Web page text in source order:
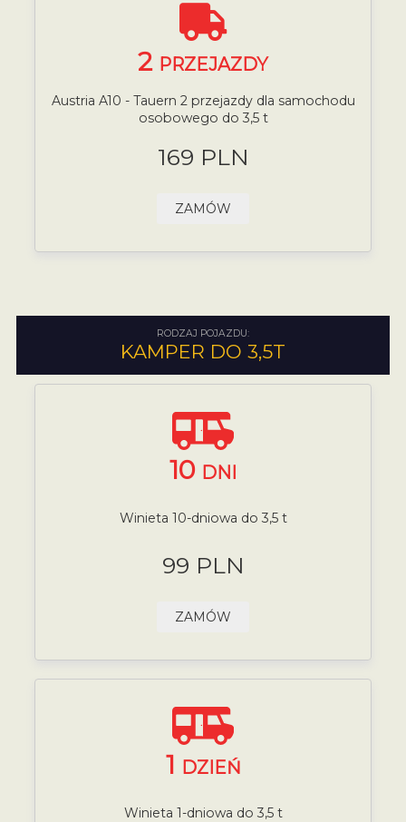
2 PRZEJAZDY
Austria A10 - Tauern 2 przejazdy dla samochodu
osobowego do 3,5 t
169 PLN
ZAMÓW
RODZAJ POJAZDU:
KAMPER DO 3,5T
10 DNI
Winieta 10-dniowa do 3,5 t
99 PLN
ZAMÓW
1 DZIEŃ
Winieta 1-dniowa do 3,5 t